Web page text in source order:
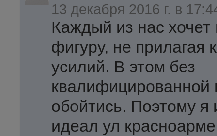
13 декабря 2016 г. в
Каждый из нас
фигуру, не прилагая
усилий. В этом без
обойтись. Поэтому я
идеал ул